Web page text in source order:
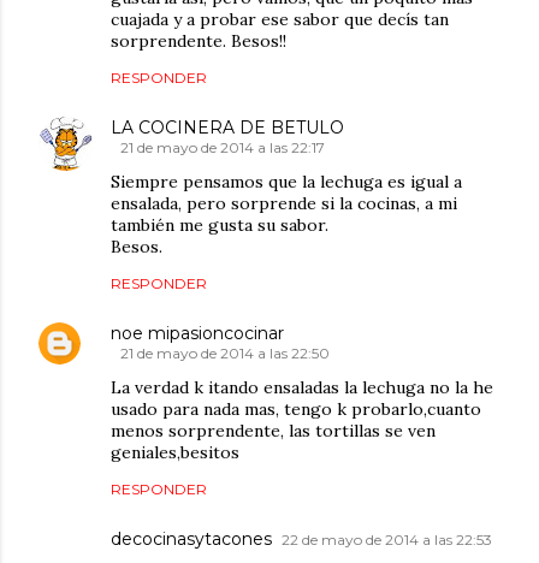
cuajada y a probar ese sabor que decís tan
sorprendente. Besos!!
RESPONDER
LA COCINERA DE BETULO
21 de mayo de 2014 a las 22:17
Siempre pensamos que la lechuga es igual a
ensalada, pero sorprende si la cocinas, a mi
también me gusta su sabor.
Besos.
RESPONDER
noe mipasioncocinar
21 de mayo de 2014 a las 22:50
La verdad k itando ensaladas la lechuga no la he
usado para nada mas, tengo k probarlo,cuanto
menos sorprendente, las tortillas se ven
geniales,besitos
RESPONDER
decocinasytacones 22 de mayo de 2014 a las 22:53